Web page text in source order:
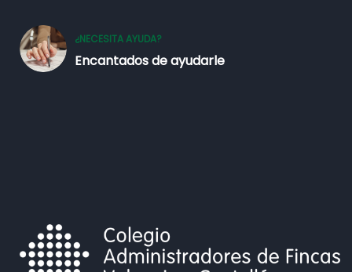
¿NECESITA AYUDA?
Encantados de ayudarle